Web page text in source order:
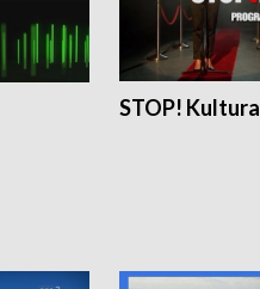
STOP! Kultura